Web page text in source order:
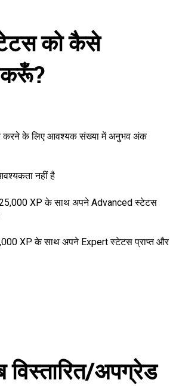
को कैसे
करूँ?
करने के लिए आवश्यक संख्या में अनुभव अंक
नहीं है
XP के साथ अपने Advanced स्टेटस
XP के साथ अपने Expert स्टेटस प्राप्त और
अपग्रेड